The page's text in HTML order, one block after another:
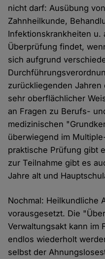
nicht darf: Ausübung
Zahnheilkunde,
Infektionskrankheiten u.
Überprüfung findet,
sich aufgrund
zurückliegenden Jahren
sehr oberflächlicher
an Fragen zu Berufs-
medizinischen
überwiegend im
praktische Prüfung gibt
zur Teilnahme gibt es
Jahre alt und
Nochmal: Heilkundliche
vorausgesetzt. Die
Verwaltungsakt kann im
endlos wiederholt
selbst der